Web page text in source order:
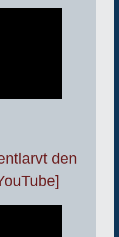
den